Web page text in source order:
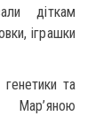
діткам
іграшки
та
Мар’яною